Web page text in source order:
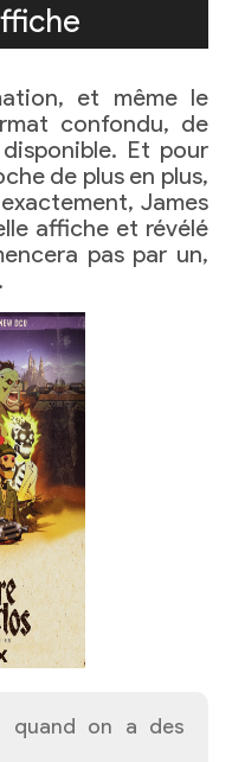
et même le
confondu, de
Et pour
de plus en plus,
James
affiche et révélé
pas par un,
quand on a des